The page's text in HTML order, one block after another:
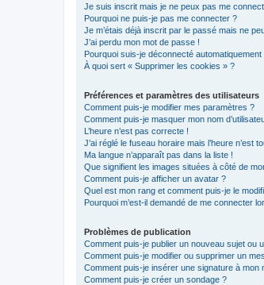
Je suis inscrit mais je ne peux pas me
Pourquoi ne puis-je pas me connecter ?
Je m’étais déjà inscrit par le passé mais ne
J’ai perdu mon mot de passe !
Pourquoi suis-je déconnecté automatiquement
À quoi sert « Supprimer les cookies » ?
Préférences et paramètres des utilisateurs
Comment puis-je modifier mes paramètres ?
Comment puis-je masquer mon nom
L’heure n’est pas correcte !
J’ai réglé le fuseau horaire mais l’heure n’est
Ma langue n’apparaît pas dans la liste !
Que signifient les images situées à côté de
Comment puis-je afficher un avatar ?
Quel est mon rang et comment puis-je le
Pourquoi m’est-il demandé de me connecter
Problèmes de publication
Comment puis-je publier un nouveau sujet ou
Comment puis-je modifier ou supprimer un
Comment puis-je insérer une signature à mon
Comment puis-je créer un sondage ?